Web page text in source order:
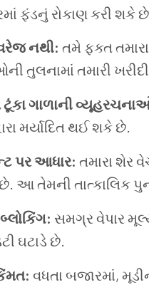
ફંડનું રોકાણ કરી
નથી: તમે ફક્ત
તુલનામાં તમારી
ટૂંકા ગાળાની
મર્યાદિત થઈ શકે છે.
પર આધાર: તમારા શેર
આ તેમની તાત્કાલિક
સમગ્ર વેપાર
ઘટાડે છે.
વધતા બજારમાં,